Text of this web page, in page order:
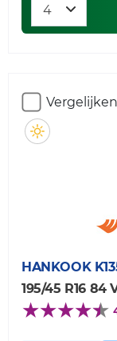
Vergelijken
HANKOOK
195/45 R16 84